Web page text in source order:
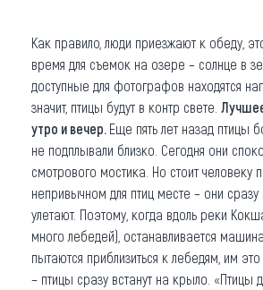
Как правило, люди приезжают к обеду,
время для съемок на озере – солнце в
доступные для фотографов находятся
значит, птицы будут в контр свете.
утро и вечер. Еще пять лет назад птицы
не подплывали близко. Сегодня они
смотрового мостика. Но стоит человеку
непривычном для птиц месте – они сразу
улетают. Поэтому, когда вдоль реки
много лебедей), останавливается
пытаются приблизиться к лебедям, им
– птицы сразу встанут на крыло. «Птицы